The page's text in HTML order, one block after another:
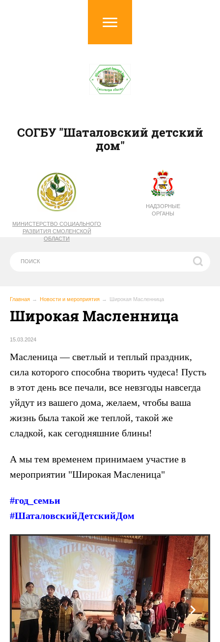
МИНИСТЕРСТВО СОЦИАЛЬНОГО
РАЗВИТИЯ СМОЛЕНСКОЙ
ОБЛАСТИ
НАДЗОРНЫЕ
ОРГАНЫ
СОГБУ "Шаталовский детский
дом"
Главная Новости и мероприятия Широкая Масленница
Широкая Масленница
15.03.2024
Масленица — светлый и теплый праздник,
сила которого способна творить чудеса! Пусть
в этот день все печали, все невзгоды навсегда
уйдут из вашего дома, желаем, чтобы ваша
жизнь была такой же теплой, такой же
сладкой, как сегодняшние блины!
А мы тем временем принимаем участие в
мероприятии "Широкая Масленица"
#год_семьи
#ШаталовскийДетскийДом